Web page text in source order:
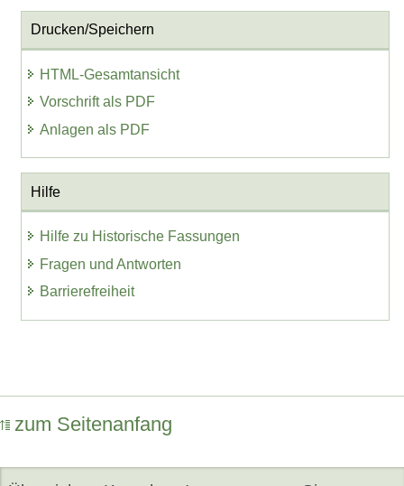
Drucken/Speichern
HTML-Gesamtansicht
Vorschrift als PDF
Anlagen als PDF
Hilfe
Hilfe zu Historische Fassungen
Fragen und Antworten
Barrierefreiheit
zum Seitenanfang